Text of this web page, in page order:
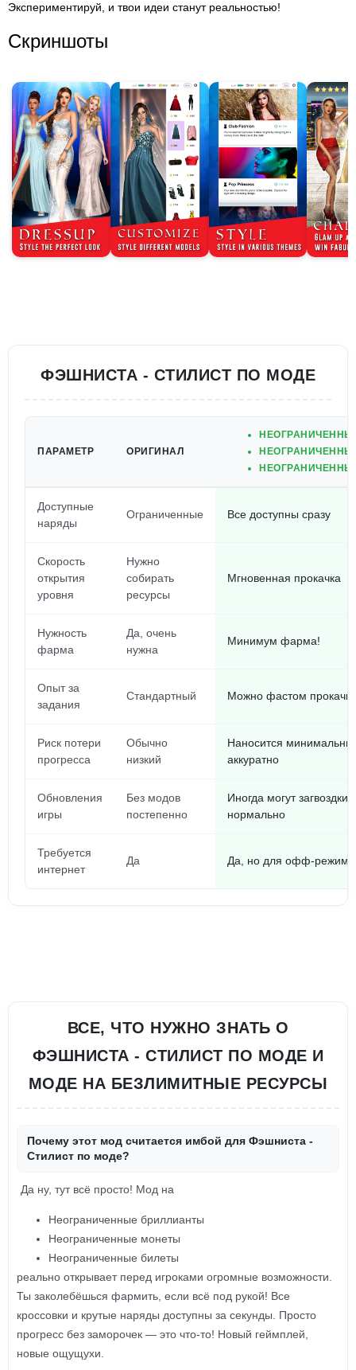
Экспериментируй, и твои идеи станут реальностью!
Скриншоты
ФЭШНИСТА - СТИЛИСТ ПО МОДЕ
ПАРАМЕТР ОРИГИНАЛ
Доступные
наряды
Ограниченные Все доступны сразу
Скорость
открытия
уровня
Нужно
собирать
ресурсы
Мгновенная прокачка
Нужность
фарма
Да, очень
нужна
Минимум фарма!
Опыт за
задания
Стандартный Можно фастом
Риск потери
прогресса
Обычно
низкий
Наносится
аккуратно
Обновления
игры
Без модов
постепенно
Иногда могут
нормально
Требуется
интернет
Да Да, но для офф-режима
ВСЕ, ЧТО НУЖНО ЗНАТЬ О
ФЭШНИСТА - СТИЛИСТ ПО МОДЕ И
МОДЕ НА БЕЗЛИМИТНЫЕ РЕСУРСЫ
Почему этот мод считается имбой для Фэшниста -
Стилист по моде?
Да ну, тут всё просто! Мод на
Неограниченные бриллианты
Неограниченные монеты
Неограниченные билеты
реально открывает перед игроками огромные возможности.
Ты заколебёшься фармить, если всё под рукой! Все
кроссовки и крутые наряды доступны за секунды. Просто
прогресс без заморочек — это что-то! Новый геймплей,
новые ощущухи.